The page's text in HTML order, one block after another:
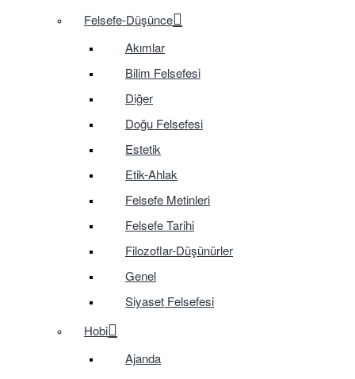
Felsefe-Düşünce
Akımlar
Bilim Felsefesi
Diğer
Doğu Felsefesi
Estetik
Etik-Ahlak
Felsefe Metinleri
Felsefe Tarihi
Filozoflar-Düşünürler
Genel
Siyaset Felsefesi
Hobi
Ajanda